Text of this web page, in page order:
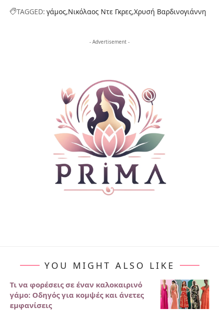
TAGGED: γάμος Νικόλαος Ντε Γκρες Χρυσή Βαρδινογιάννη
- Advertisement -
YOU MIGHT ALSO LIKE
Τι να φορέσεις σε έναν καλοκαιρινό
γάμο: Οδηγός για κομψές και άνετες
εμφανίσεις